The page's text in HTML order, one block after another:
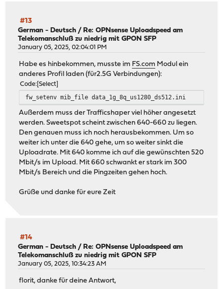
#13
German - Deutsch / Re: OPNsense Uploadspeed am
Telekomanschluß zu niedrig mit GPON SFP
January 05, 2025, 02:04:01 PM
Habe es hinbekommen, musste im FS.com Modul ein
anderes Profil laden (für2.5G Verbindungen):
Code Select
fw_setenv mib_file data_1g_8q_us1280_ds512.ini
Außerdem muss der Trafficshaper viel höher angesetzt
werden. Sweetspot scheint zwischen 640-660 zu liegen.
Den genauen muss ich noch herausbekommen. Um so
weiter ich unter die 640 gehe, um so weiter sinkt die
Uploadrate. Mit 640 komme ich auf die gewünschten 520
Mbit/s im Upload. Mit 660 schwankt er stark im 300
Mbit/s Bereich und die Pingzeiten gehen hoch.
Grüße und danke für eure Zeit
#14
German - Deutsch / Re: OPNsense Uploadspeed am
Telekomanschluß zu niedrig mit GPON SFP
January 05, 2025, 10:34:23 AM
florit, danke für deine Antwort,